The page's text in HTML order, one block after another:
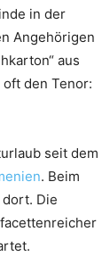
in der
Angehörigen
aus
den Tenor:
seit dem
. Beim
Die